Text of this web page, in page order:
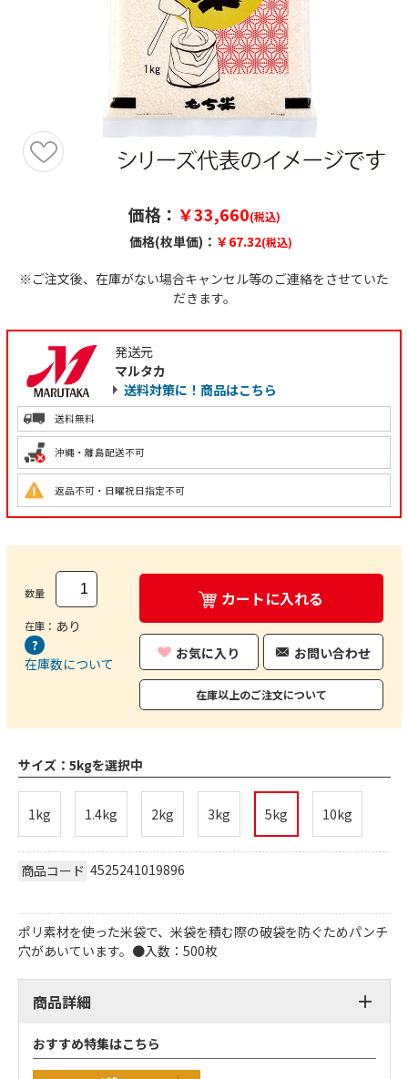
価格： ￥33,660(税込)
価格(枚単価)： ￥67.32(税込)
※ご注文後、在庫がない場合キャンセル等のご連絡をさせていた
だきます。
発送元
マルタカ
送料対策に！商品はこちら
送料無料
沖縄・離島配送不可
返品不可・日曜祝日指定不可
数量
在庫： あり
在庫数について
カートに入れる
お気に入り お問い合わせ
在庫以上のご注文について
サイズ： 5kgを選択中
1kg 1.4kg 2kg 3kg 5kg 10kg
商品コード 4525241019896
ポリ素材を使った米袋で、米袋を積む際の破袋を防ぐためパンチ
穴があいています。●入数：500枚
商品詳細
おすすめ特集はこちら